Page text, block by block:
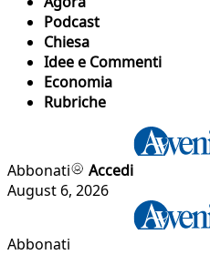
Podcast
Chiesa
Idee e Commenti
Economia
Rubriche
Abbonati
Accedi
August 6, 2026
Abbonati